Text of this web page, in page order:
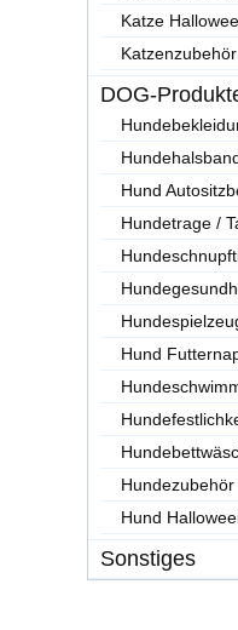
Katze
Katzenzubehör
DOG-
Hund
Hundetrage /
Hund
Hundezubehör
Hund
Sonstiges